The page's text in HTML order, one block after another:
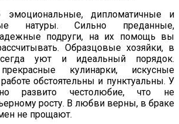
эмоциональные, дипломатичные и
натуры. Сильно преданные,
подруги, на их помощь вы
Образ­цовые хозяйки, в
уют и идеальный порядок.
кулинарки, искусные
обстоятельны и пунктуальны. У
развито честолюбие, что не
росту. В любви верны, в браке
не прощают.